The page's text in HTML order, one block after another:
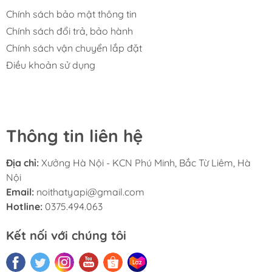
VẬT LIỆU CAO CẤP
Sản phẩm được chế tác từ gỗ công nghiệp MDF cao
các mảng màu đa dạng
THIẾT KẾ TIỆN LỢI
Diện tích mặt bàn lớn, cung cấp không gian thoải mái
Chính sách bảo mật thông tin
Chính sách đổi trả, bảo hành
Chính sách vận chuyển lắp đặt
Điều khoản sử dụng
Thông tin liên hệ
Địa chỉ: Xưởng Hà Nội - KCN Phú Minh, Bắc Từ Liêm, Hà
Nội
Email: noithatyapi@gmail.com
Hotline: 0375.494.063
Kết nối với chúng tôi